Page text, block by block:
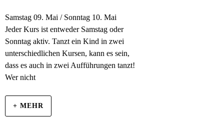
Samstag 09. Mai / Sonntag 10. Mai
Jeder Kurs ist entweder Samstag oder
Sonntag aktiv. Tanzt ein Kind in zwei
unterschiedlichen Kursen, kann es sein,
dass es auch in zwei Aufführungen tanzt!
Wer nicht
+ MEHR